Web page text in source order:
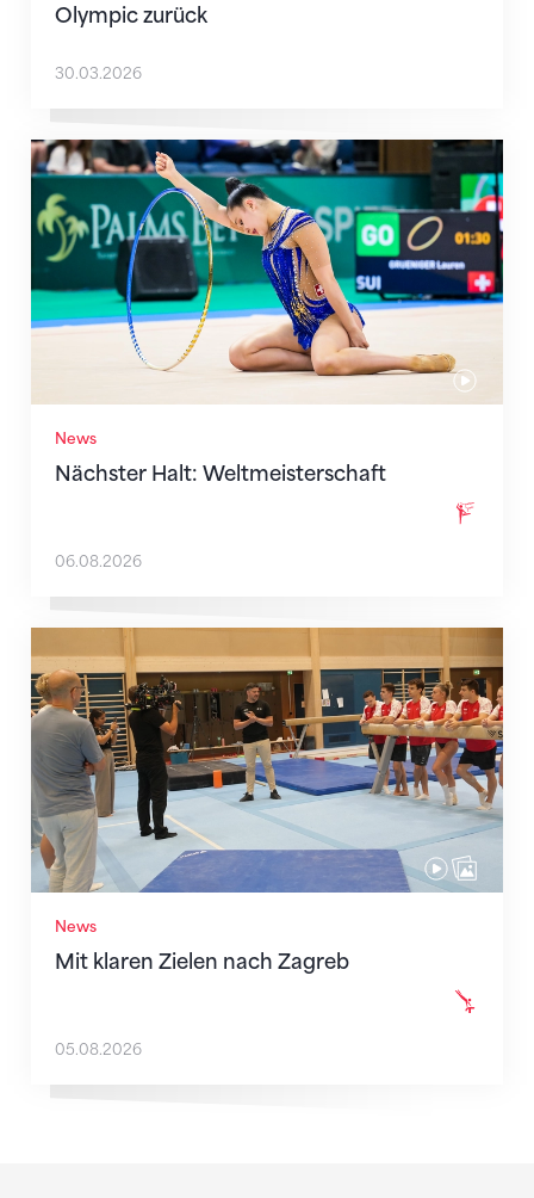
Olympic zurück
30.03.2026
News
Nächster Halt: Weltmeisterschaft
Nächster Halt: Weltmeisterschaft
06.08.2026
News
Mit klaren Zielen nach Zagreb
Mit klaren Zielen nach Zagreb
05.08.2026